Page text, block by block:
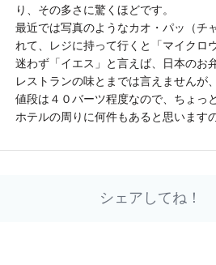
り、その多さに驚くほどです。
最近では写真のようなカオ・パッ（チ
れて、レジに持って行くと「マイクロ
迷わず「イエス」と言えば、日本のお
レストランの味とまでは言えませんが
値段は４０バーツ程度なので、ちょっ
ホテルの周りに何件もあると思います
シェアしてね！